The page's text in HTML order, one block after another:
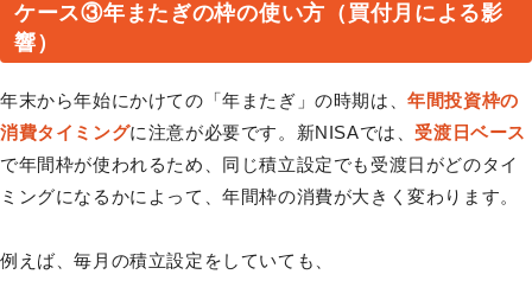
ケース③年またぎの枠の使い方（買付月による影
響）
年末から年始にかけての「年またぎ」の時期は、年間投資枠の
消費タイミングに注意が必要です。新NISAでは、 受渡日ベース
で年間枠が使われるため、同じ積立設定でも受渡日がどのタイ
ミングになるかによって、年間枠の消費が大きく変わります。
例えば、毎月の積立設定をしていても、